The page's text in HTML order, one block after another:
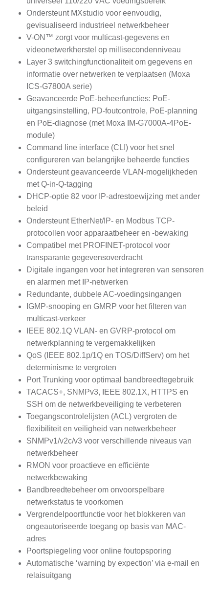
Ondersteunt MXstudio voor eenvoudig,
gevisualiseerd industrieel netwerkbeheer
V-ON™ zorgt voor multicast-gegevens en
videonetwerkherstel op millisecondenniveau
Layer 3 switchingfunctionaliteit om gegevens en
informatie over netwerken te verplaatsen (Moxa
ICS-G7800A serie)
Geavanceerde PoE-beheerfuncties: PoE-
uitgangsinstelling, PD-foutcontrole, PoE-planning
en PoE-diagnose (met Moxa IM-G7000A-4PoE-
module)
Command line interface (CLI) voor het snel
configureren van belangrijke beheerde functies
Ondersteunt geavanceerde VLAN-mogelijkheden
met Q-in-Q-tagging
DHCP-optie 82 voor IP-adrestoewijzing met ander
beleid
Ondersteunt EtherNet/IP- en Modbus TCP-
protocollen voor apparaatbeheer en -bewaking
Compatibel met PROFINET-protocol voor
transparante gegevensoverdracht
Digitale ingangen voor het integreren van sensoren
en alarmen met IP-netwerken
Redundante, dubbele AC-voedingsingangen
IGMP-snooping en GMRP voor het filteren van
multicast-verkeer
IEEE 802.1Q VLAN- en GVRP-protocol om
netwerkplanning te vergemakkelijken
QoS (IEEE 802.1p/1Q en TOS/DiffServ) om het
determinisme te vergroten
Port Trunking voor optimaal bandbreedtegebruik
TACACS+, SNMPv3, IEEE 802.1X, HTTPS en
SSH om de netwerkbeveiliging te verbeteren
Toegangscontrolelijsten (ACL) vergroten de
flexibiliteit en veiligheid van netwerkbeheer
SNMPv1/v2c/v3 voor verschillende niveaus van
netwerkbeheer
RMON voor proactieve en efficiënte
netwerkbewaking
Bandbreedtebeheer om onvoorspelbare
netwerkstatus te voorkomen
Vergrendelpoortfunctie voor het blokkeren van
ongeautoriseerde toegang op basis van MAC-
adres
Poortspiegeling voor online foutopsporing
Automatische ‘warning by expection’ via e-mail en
relaisuitgang